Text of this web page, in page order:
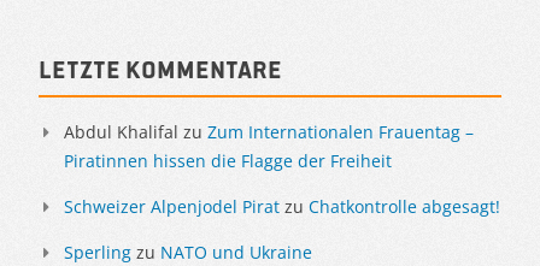
Letzte Kommentare
Abdul Khalifal zu Zum Internationalen Frauentag –
Piratinnen hissen die Flagge der Freiheit
Schweizer Alpenjodel Pirat zu Chatkontrolle abgesagt!
Sperling zu NATO und Ukraine